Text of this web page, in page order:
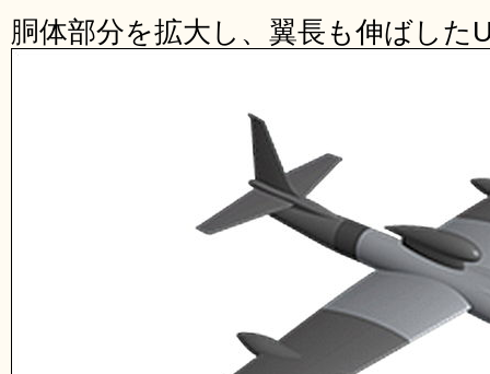
胴体部分を拡大し、翼長も伸ばした